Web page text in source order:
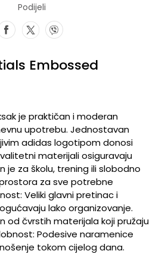
Podijeli
Embossed
je praktičan i moderan
upotrebu. Jednostavan
adidas logotipom donosi
materijali osiguravaju
je za školu, trening ili slobodno
za sve potrebne
Veliki glavni pretinac i
lako organizovanje.
od čvrstih materijala koji pružaju
Podesive naramenice
tokom cijelog dana.